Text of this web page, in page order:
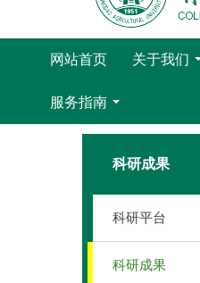
网站首页 关于我们
服务指南
科研成果
科研平台
科研成果